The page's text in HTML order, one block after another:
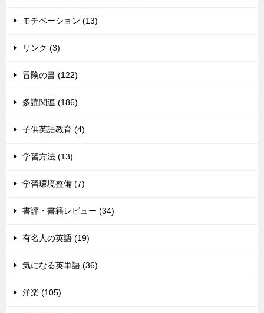
モチベーション (13)
リンク (3)
冒険の書 (122)
多読関連 (186)
子供英語教育 (4)
学習方法 (13)
学習環境整備 (7)
書評・書籍レビュー (34)
有名人の英語 (19)
気になる英単語 (36)
洋楽 (105)